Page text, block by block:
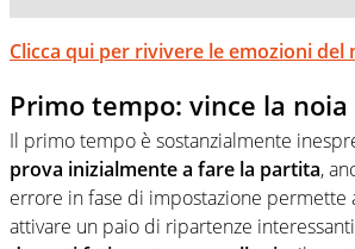
Clicca qui per rivivere le emozioni del
Primo tempo: vince la noia
Il primo tempo è sostanzialmente
prova inizialmente a fare la partita,
errore in fase di impostazione permette
attivare un paio di ripartenze